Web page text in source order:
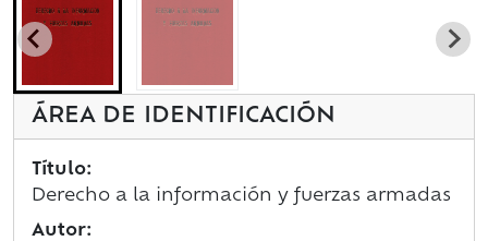
ÁREA DE IDENTIFICACIÓN
Título:
Derecho a la información y fuerzas armadas
Autor: